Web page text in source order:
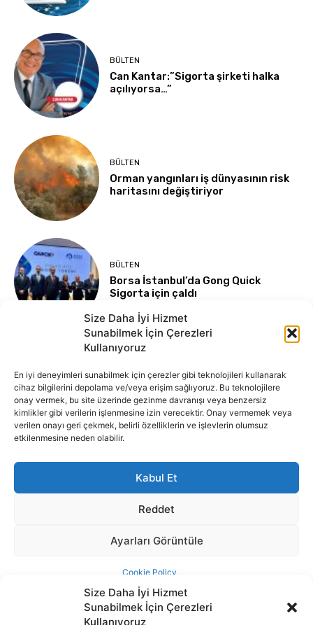
Size Daha İyi Hizmet
Sunabilmek İçin Çerezleri
Kullanıyoruz